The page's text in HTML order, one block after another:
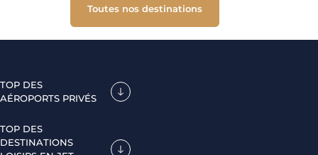
Toutes nos destinations
TOP DES
AÉROPORTS PRIVÉS
TOP DES
DESTINATIONS